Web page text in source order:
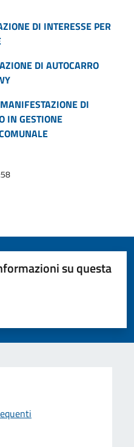
DI INTERESSE PER
DI AUTOCARRO
DI
IN GESTIONE
su questa
5